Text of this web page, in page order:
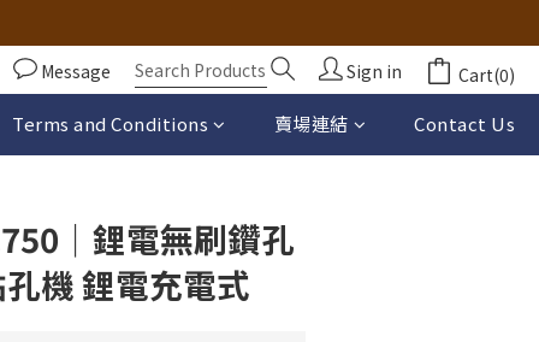
Message Sign in Cart(0)
Terms and Conditions 賣場連結 Contact Us
｜鋰電無刷鑽孔
機 鋰電充電式
BUY NOW